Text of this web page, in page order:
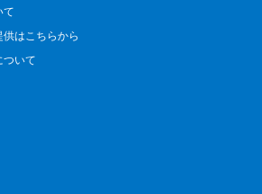
て
はこちらから
ついて